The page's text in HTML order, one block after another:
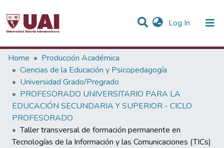
Log In (current)
Statistics
Communities & Collections
All of DSpace
Home
Producción Académica
Ciencias de la Educación y Psicopedagogía
Universidad Grado/Pregrado
PROFESORADO UNIVERSITARIO PARA LA
EDUCACIÓN SECUNDARIA Y SUPERIOR - CICLO
PROFESORADO
Taller transversal de formación permanente en
Tecnologías de la Información y las Comunicaciones (TICs)